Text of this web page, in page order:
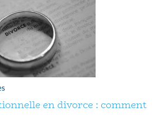
en divorce : comment